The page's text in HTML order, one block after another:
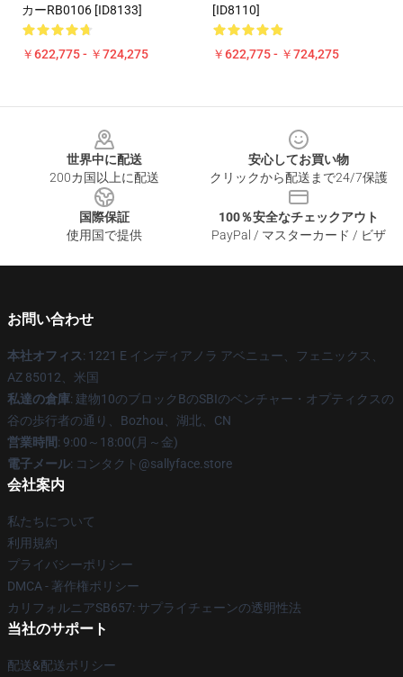
カーRB0106 [ID8133]
￥622,775 - ￥724,275
[ID8110]
￥622,775 - ￥724,275
世界中に配送
200カ国以上に配送
安心してお買い物
クリックから配送まで24/7保護
国際保証
使用国で提供
100％安全なチェックアウト
PayPal / マスターカード / ビザ
お問い合わせ
本社オフィス: 1221 E インディアノラ アベニュー、フェニックス、
AZ 85012、米国
私達の倉庫: 建物10のブロックBのSBIのベンチャー・オプティクスの
谷の歩行者の通り、Bozhou、湖北、CN
営業時間: 9:00～18:00(月～金)
電子メール: コンタクト@sallyface.store
会社案内
私たちについて
利用規約
プライバシーポリシー
DMCA - 著作権ポリシー
カリフォルニアSB657: サプライチェーンの透明性法
当社のサポート
配送&配送ポリシー